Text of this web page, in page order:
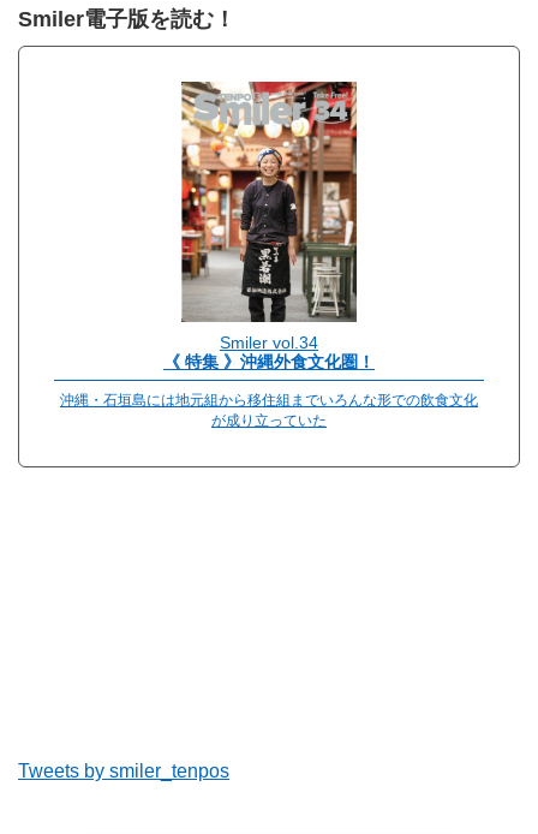
Smiler電子版を読む！
Smiler vol.34
《 特集 》沖縄外食文化圏！
沖縄・石垣島には地元組から移住組までいろんな形での飲食文化
が成り立っていた
Tweets by smiler_tenpos